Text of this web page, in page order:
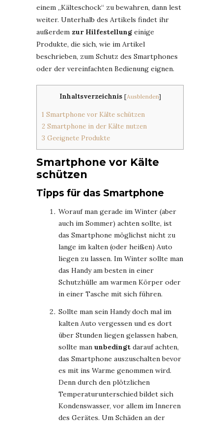
einem „Kälteschock“ zu bewahren, dann lest
weiter. Unterhalb des Artikels findet ihr
außerdem zur Hilfestellung einige
Produkte, die sich, wie im Artikel
beschrieben, zum Schutz des Smartphones
oder der vereinfachten Bedienung eignen.
Inhaltsverzeichnis [Ausblenden]
1 Smartphone vor Kälte schützen
2 Smartphone in der Kälte nutzen
3 Geeignete Produkte
Smartphone vor Kälte
schützen
Tipps für das Smartphone
Worauf man gerade im Winter (aber
auch im Sommer) achten sollte, ist
das Smartphone möglichst nicht zu
lange im kalten (oder heißen) Auto
liegen zu lassen. Im Winter sollte man
das Handy am besten in einer
Schutzhülle am warmen Körper oder
in einer Tasche mit sich führen.
Sollte man sein Handy doch mal im
kalten Auto vergessen und es dort
über Stunden liegen gelassen haben,
sollte man unbedingt darauf achten,
das Smartphone auszuschalten bevor
es mit ins Warme genommen wird.
Denn durch den plötzlichen
Temperaturunterschied bildet sich
Kondenswasser, vor allem im Inneren
des Gerätes. Um Schäden an der